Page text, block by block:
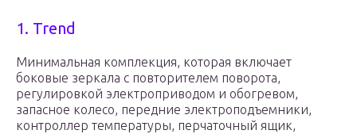
1. Trend
Минимальная комплекция, которая включает
боковые зеркала с повторителем поворота,
регулировкой электроприводом и обогревом,
запасное колесо, передние электроподъемники,
контроллер температуры, перчаточный ящик,